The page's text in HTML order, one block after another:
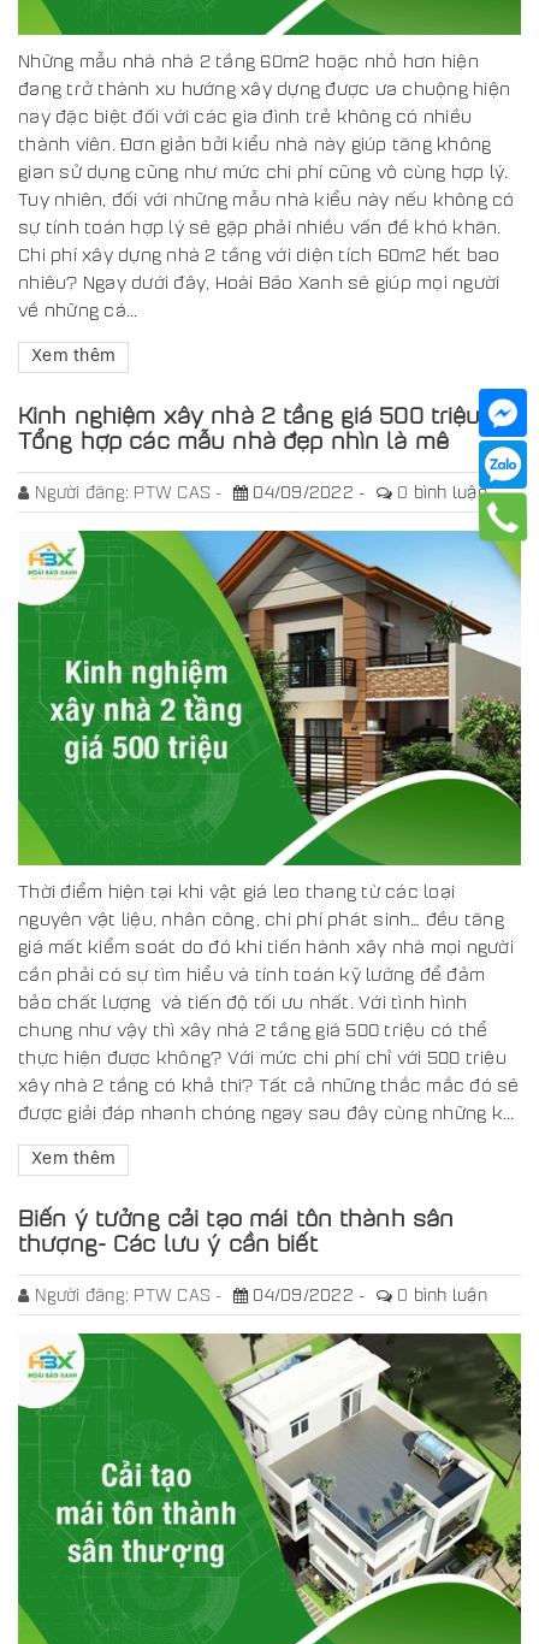
Những mẫu nhà nhà 2 tầng 60m2 hoặc nhỏ hơn hiện
đang trở thành xu hướng xây dựng được ưa chuộng hiện
nay đặc biệt đối với các gia đình trẻ không có nhiều
thành viên. Đơn giản bởi kiểu nhà này giúp tăng không
gian sử dụng cũng như mức chi phí cũng vô cùng hợp lý.
Tuy nhiên, đối với những mẫu nhà kiểu này nếu không có
sự tính toán hợp lý sẽ gặp phải nhiều vấn đề khó khăn.
Chi phí xây dựng nhà 2 tầng với diện tích 60m2 hết bao
nhiêu? Ngay dưới đây, Hoài Bão Xanh sẽ giúp mọi người
về những cá...
Xem thêm
Kinh nghiệm xây nhà 2 tầng giá 500 triệu -
Tổng hợp các mẫu nhà đẹp nhìn là mê
Người đăng: PTW CAS 04/09/2022 0 bình luận
Thời điểm hiện tại khi vật giá leo thang từ các loại
nguyên vật liệu, nhân công, chi phí phát sinh… đều tăng
giá mất kiểm soát do đó khi tiến hành xây nhà mọi người
cần phải có sự tìm hiểu và tính toán kỹ lưỡng để đảm
bảo chất lượng và tiến độ tối ưu nhất. Với tình hình
chung như vậy thì xây nhà 2 tầng giá 500 triệu có thể
thực hiện được không? Với mức chi phí chỉ với 500 triệu
xây nhà 2 tầng có khả thi? Tất cả những thắc mắc đó sẽ
được giải đáp nhanh chóng ngay sau đây cùng những k...
Xem thêm
Biến ý tưởng cải tạo mái tôn thành sân
thượng- Các lưu ý cần biết
Người đăng: PTW CAS 04/09/2022 0 bình luận